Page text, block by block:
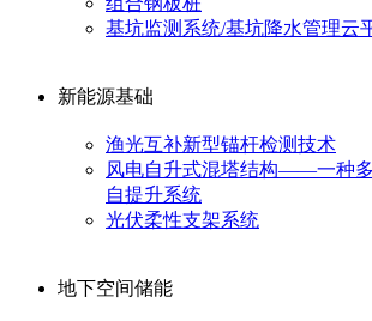
基坑监测系统/基坑降水管理云
新能源基础
渔光互补新型锚杆检测技术
风电自升式混塔结构——一种
自提升系统
光伏柔性支架系统
地下空间储能